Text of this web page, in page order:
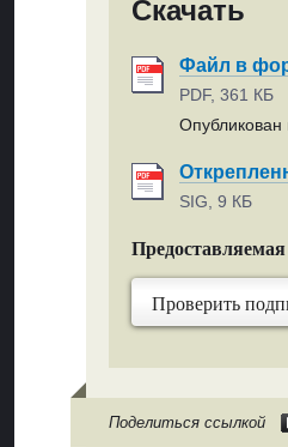
Скачать
Файл в
PDF, 361 КБ
Опубликован
SIG, 9 КБ
Проверить
Поделиться ссылкой